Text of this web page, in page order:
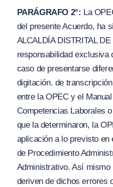
PARÁGRAFO 2°: La
del presente Acuerdo, ha
ALCALDÍA DISTRITAL
responsabilidad exclusiva
caso de presentarse
digitación. de
entre la OPEC y el
Competencias Laborales
que la determinaron, la
aplicación a lo previsto en
de Procedimiento
Administrativo. Así
deriven de dichos errores